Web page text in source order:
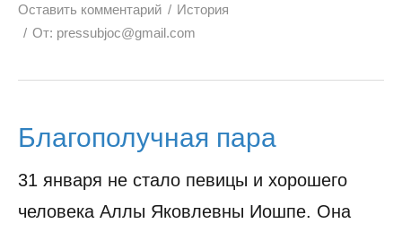
Оставить комментарий
История
От: pressubjoc@gmail.com
Благополучная пара
31 января не стало певицы и хорошего
человека Аллы Яковлевны Иошпе. Она